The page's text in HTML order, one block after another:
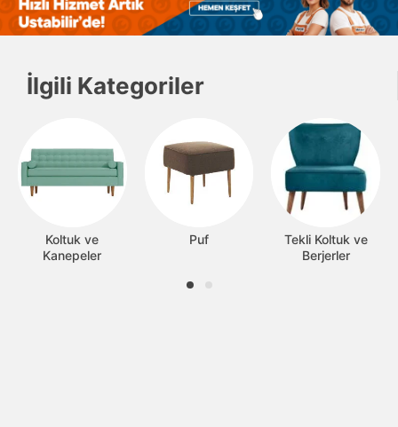
İlgili Kategoriler
Koltuk ve
Kanepeler
Puf
Tekli Koltuk ve
Berjerler